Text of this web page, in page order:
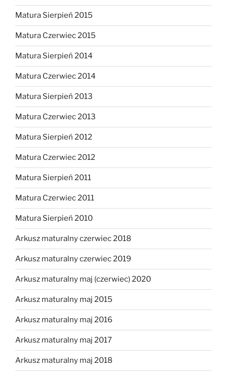
Matura Sierpień 2015
Matura Czerwiec 2015
Matura Sierpień 2014
Matura Czerwiec 2014
Matura Sierpień 2013
Matura Czerwiec 2013
Matura Sierpień 2012
Matura Czerwiec 2012
Matura Sierpień 2011
Matura Czerwiec 2011
Matura Sierpień 2010
Arkusz maturalny czerwiec 2018
Arkusz maturalny czerwiec 2019
Arkusz maturalny maj (czerwiec) 2020
Arkusz maturalny maj 2015
Arkusz maturalny maj 2016
Arkusz maturalny maj 2017
Arkusz maturalny maj 2018